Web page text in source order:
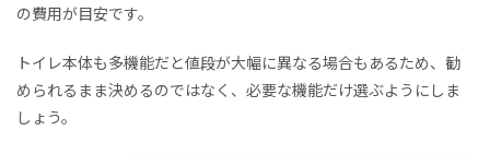
の費用が目安です。
トイレ本体も多機能だと値段が大幅に異なる場合もあるため、勧
められるまま決めるのではなく、必要な機能だけ選ぶようにしま
しょう。